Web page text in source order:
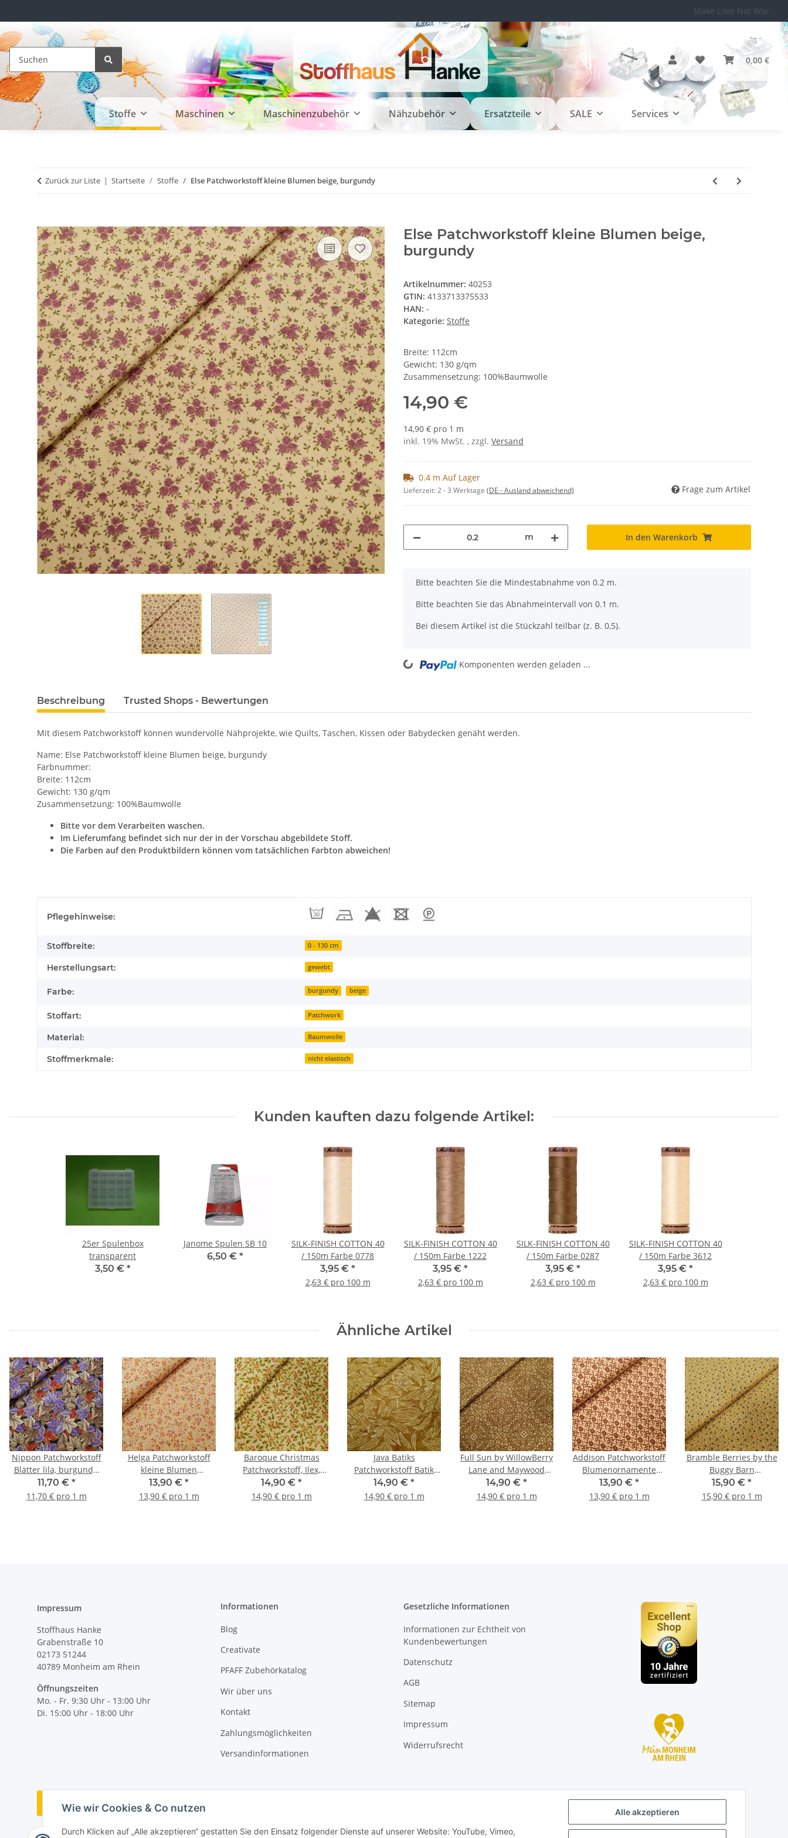
Alle akzeptieren
Wie wir Cookies & Co nutzen
Durch Klicken auf „Alle akzeptieren“ gestatten Sie den Einsatz folgender Dienste auf unserer Website: YouTube, Vimeo,
Make Love Not War
0,00 €
Stoffe Maschinen Maschinenzubehör Nähzubehör Ersatzteile SALE Services
Zurück zur Liste Startseite Stoffe Else Patchworkstoff kleine Blumen beige, burgundy
Else Patchworkstoff kleine Blumen beige,
burgundy
Artikelnummer: 40253
GTIN: 4133713375533
HAN: -
Kategorie: Stoffe
Breite: 112cm
Gewicht: 130 g/qm
Zusammensetzung: 100%Baumwolle
14,90 €
14,90 € pro 1 m
inkl. 19% MwSt. , zzgl. Versand
0.4 m Auf Lager
Lieferzeit:2 - 3 Werktage (DE - Ausland abweichend) Frage zum Artikel
m In den Warenkorb
x
Bitte beachten Sie die Mindestabnahme von 0.2 m.
Bitte beachten Sie das Abnahmeintervall von 0.1 m.
Bei diesem Artikel ist die Stückzahl teilbar (z. B. 0,5).
Loading... Komponenten werden geladen ...
Beschreibung Trusted Shops - Bewertungen
Mit diesem Patchworkstoff können wundervolle Nähprojekte, wie Quilts, Taschen, Kissen oder Babydecken genäht werden.
Name: Else Patchworkstoff kleine Blumen beige, burgundy
Farbnummer:
Breite: 112cm
Gewicht: 130 g/qm
Zusammensetzung: 100%Baumwolle
Bitte vor dem Verarbeiten waschen.
Im Lieferumfang befindet sich nur der in der Vorschau abgebildete Stoff.
Die Farben auf den Produktbildern können vom tatsächlichen Farbton abweichen!
Pflegehinweise:
Stoffbreite: 0 - 130 cm
Herstellungsart: gewebt
Farbe: burgundy beige
Stoffart: Patchwork
Material: Baumwolle
Stoffmerkmale: nicht elastisch
Kunden kauften dazu folgende Artikel:
25er Spulenbox
transparent
3,50 € *
Janome Spulen SB 10
6,50 € *
SILK-FINISH COTTON 40
/ 150m Farbe 0778
3,95 € *
2,63 € pro 100 m
SILK-FINISH COTTON 40
/ 150m Farbe 1222
3,95 € *
2,63 € pro 100 m
SILK-FINISH COTTON 40
/ 150m Farbe 0287
3,95 € *
2,63 € pro 100 m
SILK-FINISH COTTON 40
/ 150m Farbe 3612
3,95 € *
2,63 € pro 100 m
Ähnliche Artikel
Nippon Patchworkstoff
Blätter lila, burgundy,
beige, gold
11,70 € *
11,70 € pro 1 m
Helga Patchworkstoff
kleine Blumen
beige,orange, rot,
braun
13,90 € *
13,90 € pro 1 m
Baroque Christmas
Patchworkstoff, Ilex,
beige, grün, rot, gold
14,90 € *
14,90 € pro 1 m
Java Batiks
Patchworkstoff Batik
Blätter braun, beige
14,90 € *
14,90 € pro 1 m
Full Sun by WillowBerry
Lane and Maywood
Studio Patchworkstoff
Ornamente braun,
14,90 € *
14,90 € pro 1 m
Addison Patchworkstoff
Blumenornamente
hellbraun, braun
13,90 € *
13,90 € pro 1 m
Bramble Berries by the
Buggy Barn
Patchworkstoff mini
Sterne beige, petrol
15,90 € *
15,90 € pro 1 m
Impressum
Stoffhaus Hanke
Grabenstraße 10
02173 51244
40789 Monheim am Rhein
Öffnungszeiten
Mo. - Fr. 9:30 Uhr - 13:00 Uhr
Di. 15:00 Uhr - 18:00 Uhr
Informationen
Blog
Creativate
PFAFF Zubehörkatalog
Wir über uns
Kontakt
Zahlungsmöglichkeiten
Versandinformationen
Gesetzliche Informationen
Informationen zur Echtheit von
Kundenbewertungen
Datenschutz
AGB
Sitemap
Impressum
Widerrufsrecht
Vertrag widerrufen